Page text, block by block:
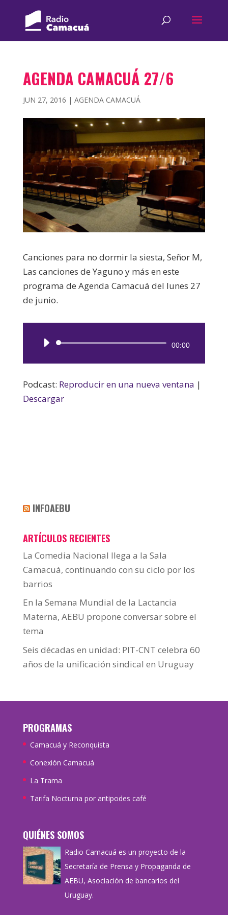
AGENDA CAMACUÁ 27/6
JUN 27, 2016 | AGENDA CAMACUÁ
Canciones para no dormir la siesta, Señor M,
Las canciones de Yaguno y más en este
programa de Agenda Camacuá del lunes 27
de junio.
Reproductor
00:00
Podcast: Reproducir en una nueva ventana |
Descargar
INFOAEBU
ARTÍCULOS RECIENTES
La Comedia Nacional llega a la Sala
Camacuá, continuando con su ciclo por los
barrios
En la Semana Mundial de la Lactancia
Materna, AEBU propone conversar sobre el
tema
Seis décadas en unidad: PIT-CNT celebra 60
años de la unificación sindical en Uruguay
PROGRAMAS
Camacuá y Reconquista
Conexión Camacuá
La Trama
Tarifa Nocturna por antipodes café
QUIÉNES SOMOS
Radio Camacuá es un proyecto de la
Secretaría de Prensa y Propaganda de
AEBU, Asociación de bancarios del
Uruguay.